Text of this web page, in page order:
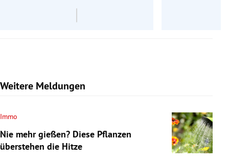
Weitere Meldungen
Immo
Nie mehr gießen? Diese Pflanzen
überstehen die Hitze